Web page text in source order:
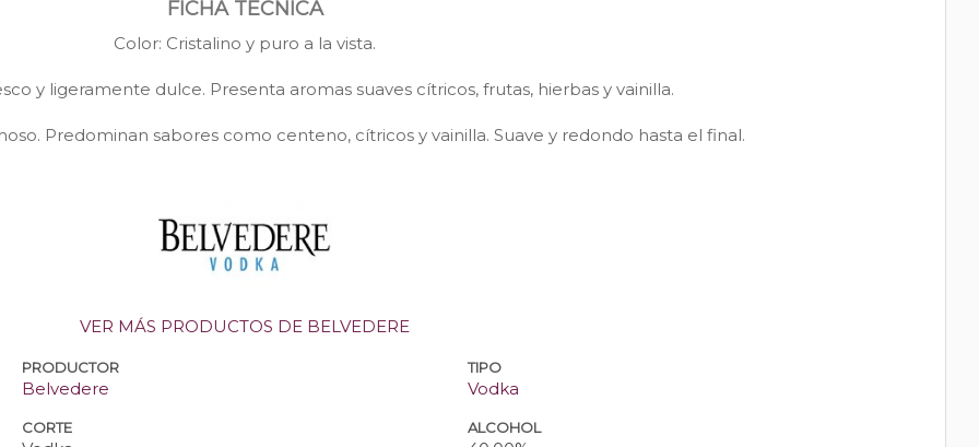
FICHA TÉCNICA
Color: Cristalino y puro a la vista.
y ligeramente dulce. Presenta aromas suaves cítricos, frutas, hierbas y vainilla.
Predominan sabores como centeno, cítricos y vainilla. Suave y redondo hasta el final.
VER MÁS PRODUCTOS DE BELVEDERE
PRODUCTOR
Belvedere
TIPO
Vodka
CORTE ALCOHOL